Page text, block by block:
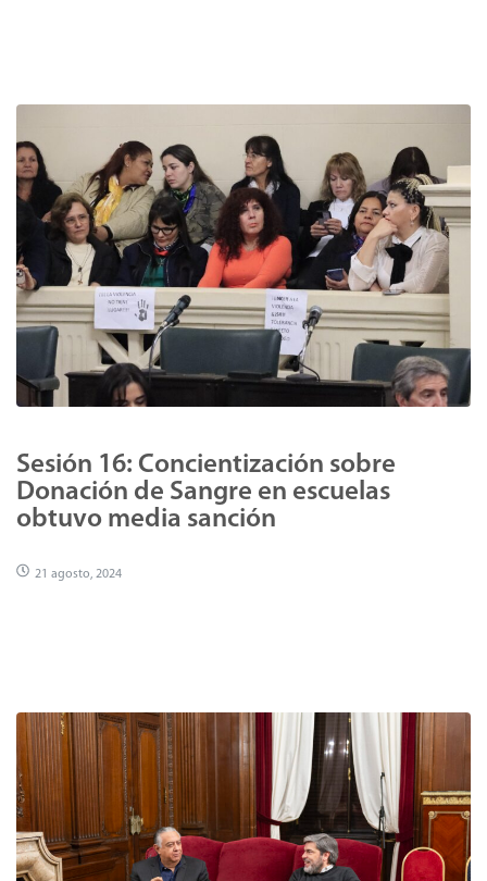
Sesión 16: Concientización sobre
Donación de Sangre en escuelas
obtuvo media sanción
21 agosto, 2024